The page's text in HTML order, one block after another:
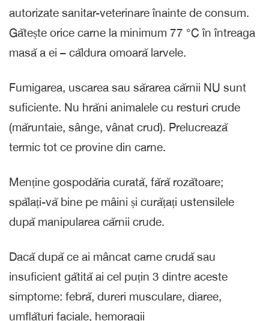
autorizate sanitar-veterinare înainte de consum.
Gătește orice carne la minimum 77 °C în întreaga
masă a ei – căldura omoară larvele.
Fumigarea, uscarea sau sărarea cărnii NU sunt
suficiente. Nu hrăni animalele cu resturi crude
(măruntaie, sânge, vânat crud). Prelucrează
termic tot ce provine din carne.
Menține gospodăria curată, fără rozătoare;
spălați-vă bine pe mâini și curățați ustensilele
după manipularea cărnii crude.
Dacă după ce ai mâncat carne crudă sau
insuficient gătită ai cel puțin 3 dintre aceste
simptome: febră, dureri musculare, diaree,
umflături faciale, hemoragii